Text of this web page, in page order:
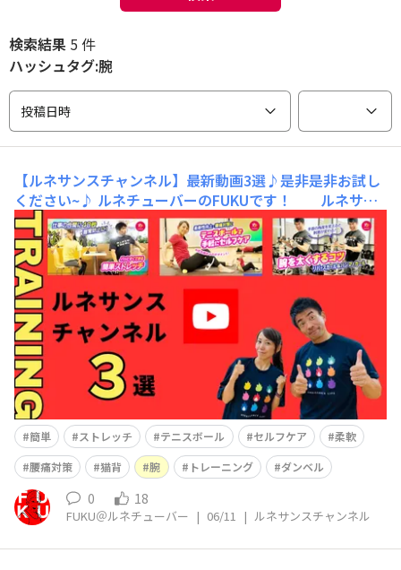
検索結果 5 件
ハッシュタグ:腕
投稿日時
【ルネサンスチャンネル】最新動画3選♪是非是非お試し
ください~♪ ルネチューバーのFUKUです！ ルネサン
ス公式YouTube「ルネサンスチャンネル」を更新しまし
た(^^)/ 最新動画3選♪ お時間ある時に是非やってみて
くださいね～(≧▽≦)
簡単 ストレッチ テニスボール セルフケア
柔軟
腰痛対策
猫背 腕 トレーニング ダンベル
0 18
FUKU＠ルネチューバー | 06/11 | ルネサンスチャンネル